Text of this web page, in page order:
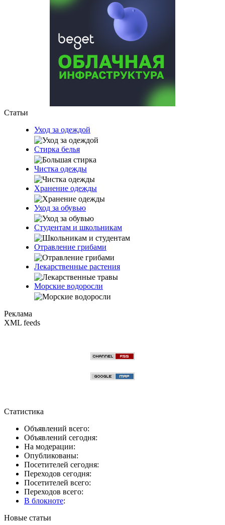
Статьи
Уход за одеждой
Стирка белья
Чистка одежды
Хранение одежды
Уход за обувью
Студентам и школьникам
Отравление грибами
Лекарственные растения
Морские водоросли
Реклама
XML feeds
Статистика
Объявлений всего:
Объявлений сегодня:
На модерации:
Опубликованы:
Посетителей сегодня:
Переходов сегодня:
Посетителей всего:
Переходов всего:
В блокноте:
Новые статьи